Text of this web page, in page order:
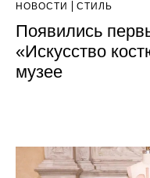
НОВОСТИ СТИЛЬ
Появились
«Искусство
музее